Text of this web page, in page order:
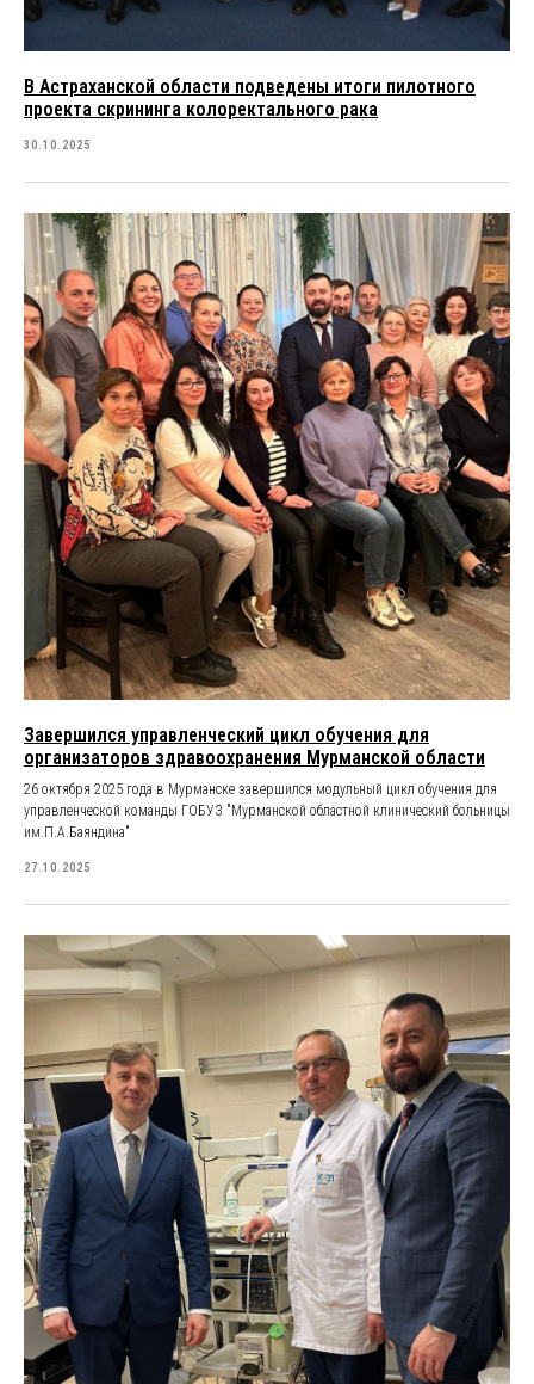
В Астраханской области подведены итоги пилотного
проекта скрининга колоректального рака
30.10.2025
Завершился управленческий цикл обучения для
организаторов здравоохранения Мурманской области
26 октября 2025 года в Мурманске завершился модульный цикл обучения для
управленческой команды ГОБУЗ "Мурманской областной клинический больницы
им.П.А.Баяндина"
27.10.2025